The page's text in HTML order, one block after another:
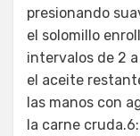
presionando
el solomillo
intervalos de 2
el aceite
las manos con
la carne